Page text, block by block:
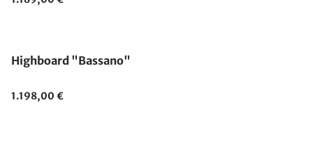
Highboard "Bassano"
1.198,00 €